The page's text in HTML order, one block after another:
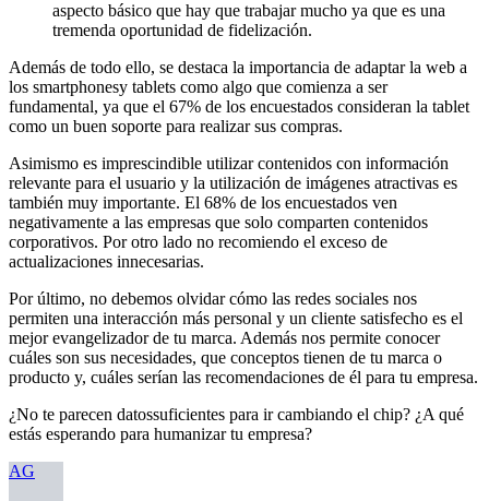
aspecto básico que hay que trabajar mucho ya que es una
tremenda oportunidad de fidelización.
Además de todo ello, se destaca la importancia de adaptar la web a
los smartphonesy tablets como algo que comienza a ser
fundamental, ya que el 67% de los encuestados consideran la tablet
como un buen soporte para realizar sus compras.
Asimismo es imprescindible utilizar contenidos con información
relevante para el usuario y la utilización de imágenes atractivas es
también muy importante. El 68% de los encuestados ven
negativamente a las empresas que solo comparten contenidos
corporativos. Por otro lado no recomiendo el exceso de
actualizaciones innecesarias.
Por último, no debemos olvidar cómo las redes sociales nos
permiten una interacción más personal y un cliente satisfecho es el
mejor evangelizador de tu marca. Además nos permite conocer
cuáles son sus necesidades, que conceptos tienen de tu marca o
producto y, cuáles serían las recomendaciones de él para tu empresa.
¿No te parecen datossuficientes para ir cambiando el chip? ¿A qué
estás esperando para humanizar tu empresa?
AG